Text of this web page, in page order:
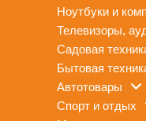
ноутбуки и
телевизоры,
садовая
бытовая
автотовары
спорт и отдых